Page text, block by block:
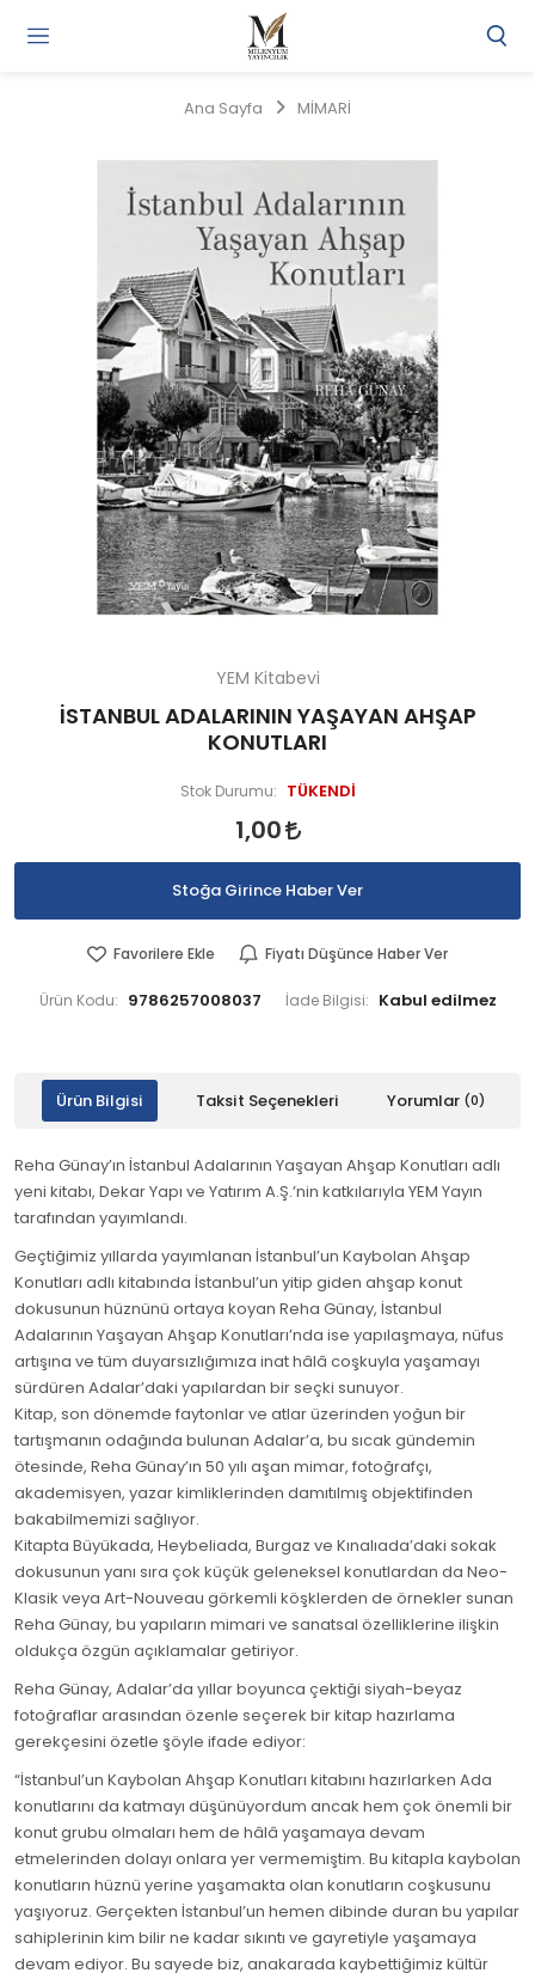
Ana Sayfa MİMARİ
YEM Kitabevi
İSTANBUL ADALARININ YAŞAYAN AHŞAP
KONUTLARI
Stok Durumu: TÜKENDİ
1,00
Stoğa Girince Haber Ver
Favorilere Ekle Fiyatı Düşünce Haber Ver
Ürün Kodu: 9786257008037 İade Bilgisi:
Ürün Bilgisi Taksit Seçenekleri Yorumlar (0)
Reha Günay’ın İstanbul Adalarının Yaşayan Ahşap Konutları adlı
yeni kitabı, Dekar Yapı ve Yatırım A.Ş.’nin katkılarıyla YEM Yayın
tarafından yayımlandı.
Geçtiğimiz yıllarda yayımlanan İstanbul’un Kaybolan Ahşap
Konutları adlı kitabında İstanbul’un yitip giden ahşap konut
dokusunun hüznünü ortaya koyan Reha Günay, İstanbul
Adalarının Yaşayan Ahşap Konutları’nda ise yapılaşmaya, nüfus
artışına ve tüm duyarsızlığımıza inat hâlâ coşkuyla yaşamayı
sürdüren Adalar’daki yapılardan bir seçki sunuyor.
Kitap, son dönemde faytonlar ve atlar üzerinden yoğun bir
tartışmanın odağında bulunan Adalar’a, bu sıcak gündemin
ötesinde, Reha Günay’ın 50 yılı aşan mimar, fotoğrafçı,
akademisyen, yazar kimliklerinden damıtılmış objektifinden
bakabilmemizi sağlıyor.
Kitapta Büyükada, Heybeliada, Burgaz ve Kınalıada’daki sokak
dokusunun yanı sıra çok küçük geleneksel konutlardan da Neo-
Klasik veya Art-Nouveau görkemli köşklerden de örnekler sunan
Reha Günay, bu yapıların mimari ve sanatsal özelliklerine ilişkin
oldukça özgün açıklamalar getiriyor.
Reha Günay, Adalar’da yıllar boyunca çektiği siyah-beyaz
fotoğraflar arasından özenle seçerek bir kitap hazırlama
gerekçesini özetle şöyle ifade ediyor:
“İstanbul’un Kaybolan Ahşap Konutları kitabını hazırlarken Ada
konutlarını da katmayı düşünüyordum ancak hem çok önemli bir
konut grubu olmaları hem de hâlâ yaşamaya devam
etmelerinden dolayı onlara yer vermemiştim. Bu kitapla kaybolan
konutların hüznü yerine yaşamakta olan konutların coşkusunu
yaşıyoruz. Gerçekten İstanbul’un hemen dibinde duran bu yapılar
sahiplerinin kim bilir ne kadar sıkıntı ve gayretiyle yaşamaya
devam ediyor. Bu sayede biz, anakarada kaybettiğimiz kültür